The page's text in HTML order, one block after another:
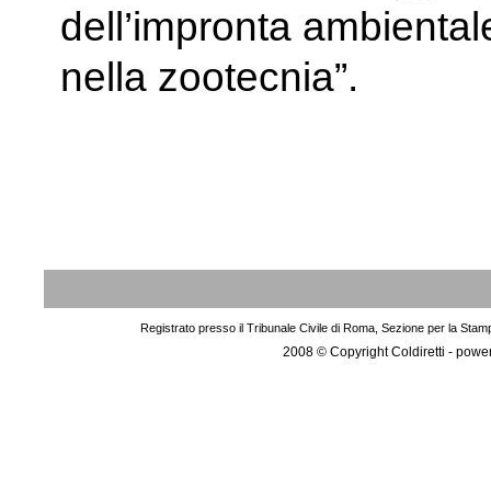
dell’impronta
nella zootecnia”.
Registrato presso il Tribunale Civile di Roma, Sezione per la
2008 © Copyright Coldiretti -